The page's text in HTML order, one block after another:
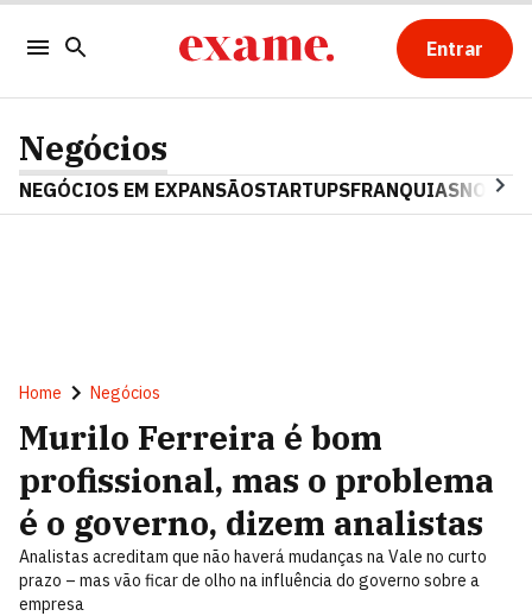
Entrar
Negócios
NEGÓCIOS EM EXPANSÃOSTARTUPSFRANQUIAS
Home Negócios
Murilo Ferreira é bom
profissional, mas o problema
é o governo, dizem analistas
Analistas acreditam que não haverá mudanças na Vale no curto
prazo – mas vão ficar de olho na influência do governo sobre a
empresa